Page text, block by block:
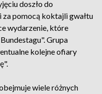
doszło do
pomocą koktajli gwałtu
wydarzenie, które
Grupa
kolejne ofiary
wiele różnych